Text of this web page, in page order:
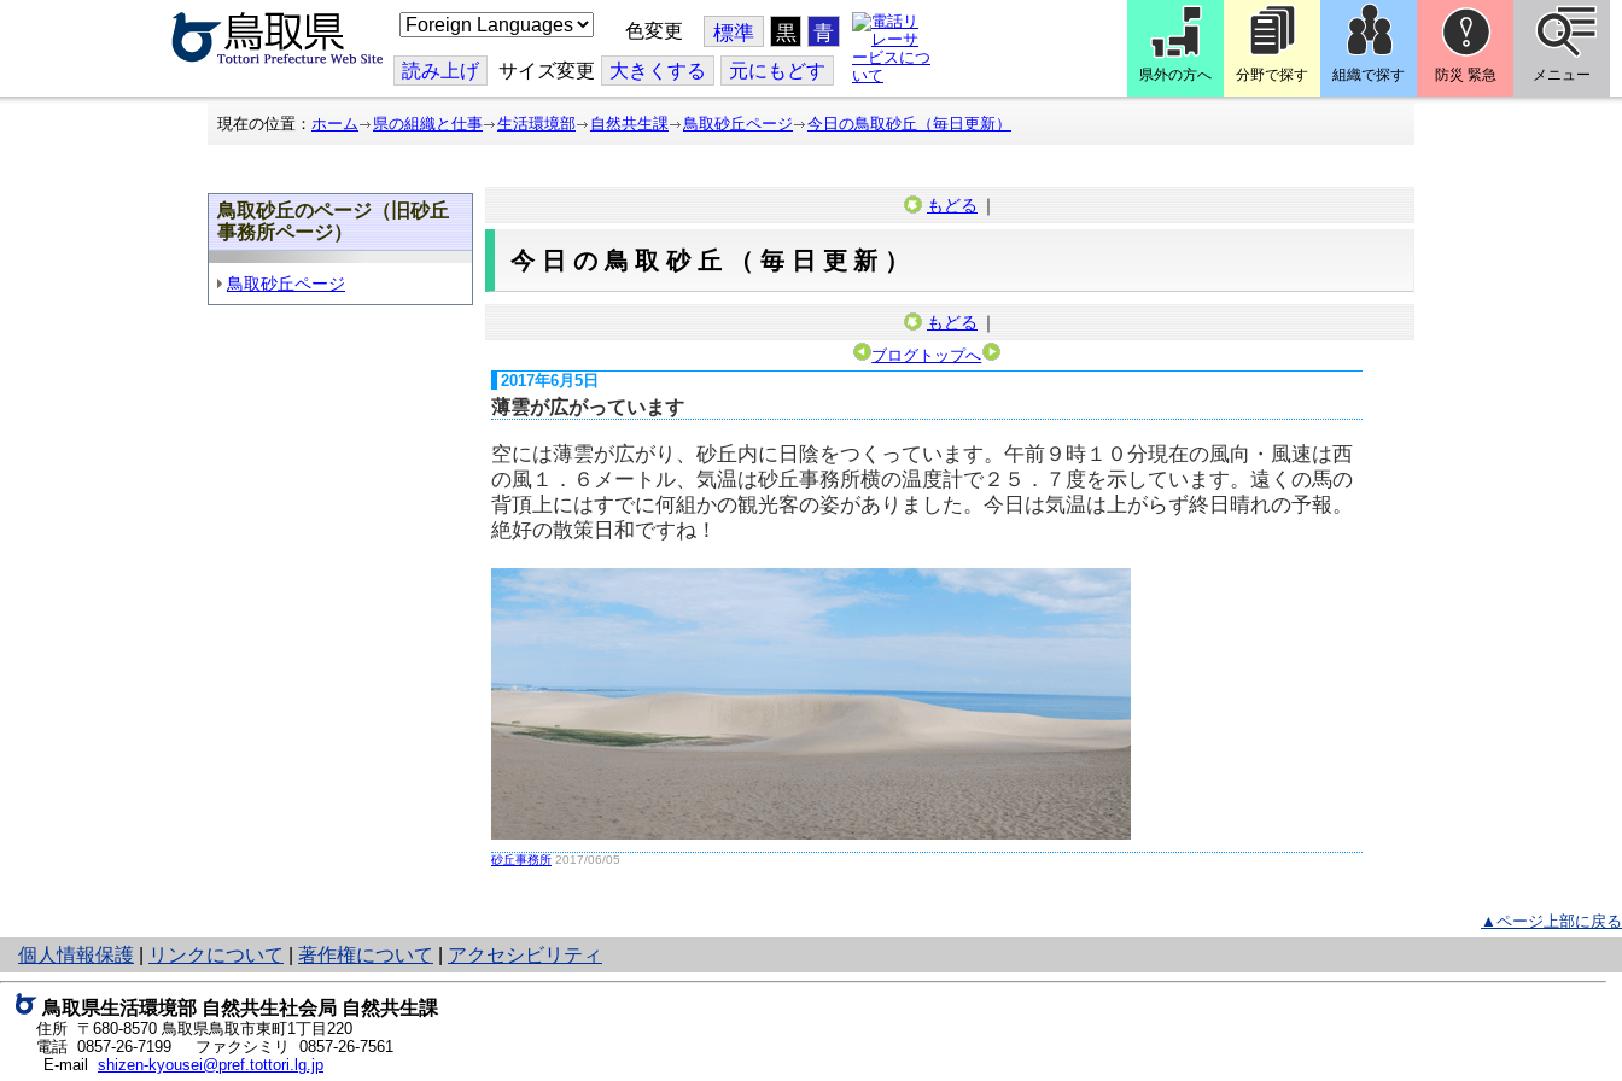
こ
の
ジ
を
翻
色変更 標準 黒 青
読み上げ サイズ変更 大きくする 元にもどす 県外の方へ 分野で探す 組織で探す 防災 緊急 メニュー
現在の位置： ホーム 県の組織と仕事 生活環境部 自然共生課 鳥取砂丘ページ 今日の鳥取砂丘（毎日更新）
鳥取砂丘のページ（旧砂丘
事務所ページ）
鳥取砂丘ページ
もどる ｜
今日の鳥取砂丘（毎日更新）
もどる ｜
ブログトップへ
2017年6月5日
薄雲が広がっています
空には薄雲が広がり、砂丘内に日陰をつくっています。午前９時１０分現在の風向・風速は西
の風１．６メートル、気温は砂丘事務所横の温度計で２５．７度を示しています。遠くの馬の
背頂上にはすでに何組かの観光客の姿がありました。今日は気温は上がらず終日晴れの予報。
絶好の散策日和ですね！
砂丘事務所 2017/06/05
▲ページ上部に戻る
個人情報保護
と
り
ネ
ッ
ト
へ
リンクについて 著作権について アクセシビリティ
鳥取県生活環境部 自然共生社会局 自然共生課
住所 〒680-8570 鳥取県鳥取市東町1丁目220
電話 0857-26-7199
ファクシミリ 0857-26-7561
E-mail shizen-kyousei@pref.tottori.lg.jp